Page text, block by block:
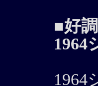
■好
1964
1964